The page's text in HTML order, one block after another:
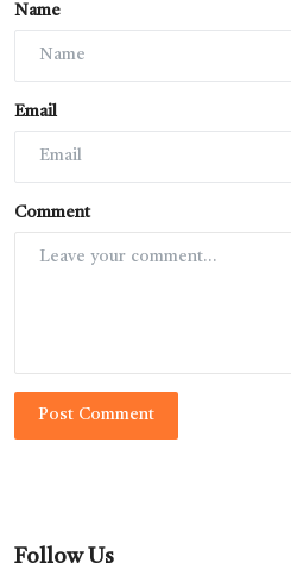
Name
Email
Comment
Post Comment
Follow Us